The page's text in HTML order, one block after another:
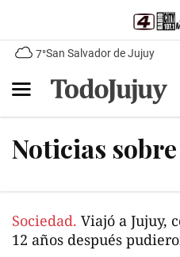
7°San Salvador de Jujuy
Noticias sobre
Sociedad. Viajó a Jujuy,
12 años después